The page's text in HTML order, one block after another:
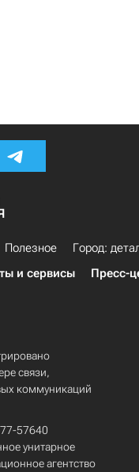
Полезное
Город:
и сервисы Пресс-
связи,
коммуникаций
57640
унитарное
агентство